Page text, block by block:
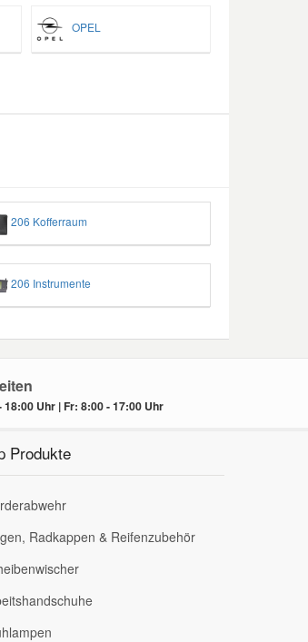
OPEL
206 Kofferraum
206 Instrumente
18:00 Uhr | Fr: 8:00 - 17:00 Uhr
Produkte
Radkappen & Reifenzubehör